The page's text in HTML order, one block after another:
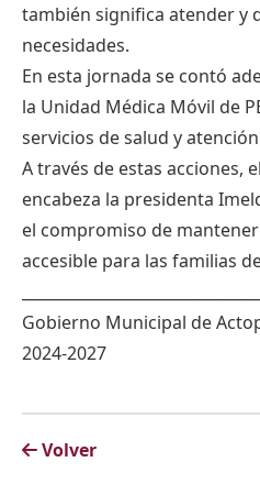
también significa atender y
necesidades.
En esta jornada se contó
la Unidad Médica Móvil de
servicios de salud y
A través de estas acciones,
encabeza la presidenta
el compromiso de
accesible para las familias
Gobierno Municipal de
2024-2027
Volver